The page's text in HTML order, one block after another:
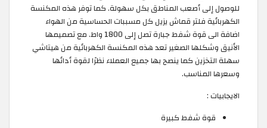
للوصول إلى أصعب المناطق بكل سهولة. كما توفر هذه المكنسة
الكهربائية فلتر قماش يزيل كل مسببات الحساسية من الهواء
اضافة الى قوة شفط جبارة تصل إلى 1800 واط. مع تصميمها
الأنيق وشكلها الصغير تعد هذه المكنسة الكهربائية من هيتاشي
سهلة التخزين كما ينصح بها جميع العملاء نظرًا لقوة أدائها
وسعرها المناسب.
الايجابيات :
قوة شفط كبيرة